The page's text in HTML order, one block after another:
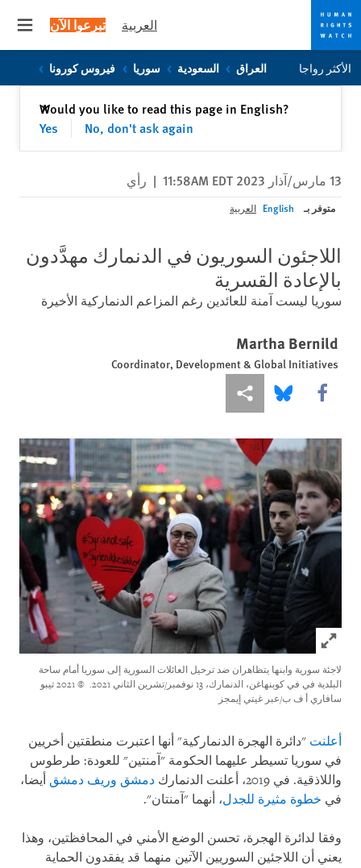
Skip
to
Skip
to
العربية تبرعوا الآن
الأكثر رواجا العراق السعودية سوريا فيروس كورونا
Would you like to read this page in English?
Yes
No, don't ask again
✕إغلاق
13 مارس/آذار 2023 11:58AM EDT | رأي
متوفر بـ English العربية
اللاجئون السوريون في الدنمارك مهدَّدون
بالإعادة القسرية
سوريا ليست آمنة للعائدين رغم المزاعم الدنماركية الأخيرة
Martha Bernild
Coordinator, Development & Global Initiatives
Share this via Facebook
Share this via Bluesky
Share this via مشاركة
Click to expand Image
لاجئة سورية وابنها يتظاهران ضد ترحيل العائلات السورية إلى سوريا أمام ساحة
البلدية في في كوبنهاغن، الدنمارك، 13 نوفمبر/تشرين الثاني 2021.
© 2021 تيبو
سافاري أ ف ب/عبر غيتي إيمجز
أعلنت "دائرة الهجرة الدنماركية" أنها اعتبرت منطقتين أخريين
في سوريا تسيطر عليهما الحكومة "آمنتين" للعودة: طرطوس
واللاذقية. في 2019، أعلنت الدنمارك
دمشق وريف دمشق أيضا،
في خطوة مثيرة للجدل، أنهما "آمنتان".
وفقا لدائرة الهجرة، تحسن الوضع الأمني في المحافظتين، وهذا
يعني أن اللاجئين السوريين الآتين منهما قد يفقدون الحماية